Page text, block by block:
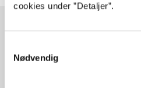
cookies under ”Detaljer”.
Nødvendig
Artikler med samme